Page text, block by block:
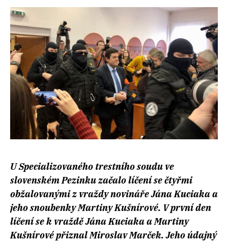
U Specializovaného trestního soudu ve
slovenském Pezinku začalo líčení se čtyřmi
obžalovanými z vraždy novináře Jána Kuciaka a
jeho snoubenky Martiny Kušnírové. V první den
líčení se k vraždě Jána Kuciaka a Martiny
Kušnírové přiznal Miroslav Marček. Jeho údajný